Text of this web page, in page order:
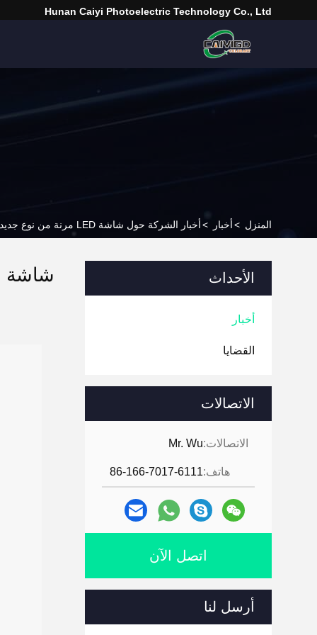
Hunan Caiyi Photoelectric Technology Co., Ltd
المنزل >أخبار >أخبار الشركة حول شاشة LED مرنة من نوع جديد يمكن ثنيها بزاوية 90 درجة مع الحفاظ على جودة صورة 4K!
الأحداث
أخبار
القضايا
الاتصالات
الاتصالات:Mr. Wu
هاتف:86-166-7017-6111
اتصل الآن
أرسل لنا